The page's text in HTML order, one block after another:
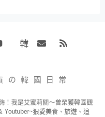
韓
小
賣
の韓國日常
！我是艾蜜莉關～曾榮獲韓國觀
Youtuber~狠愛美食、旅遊、追